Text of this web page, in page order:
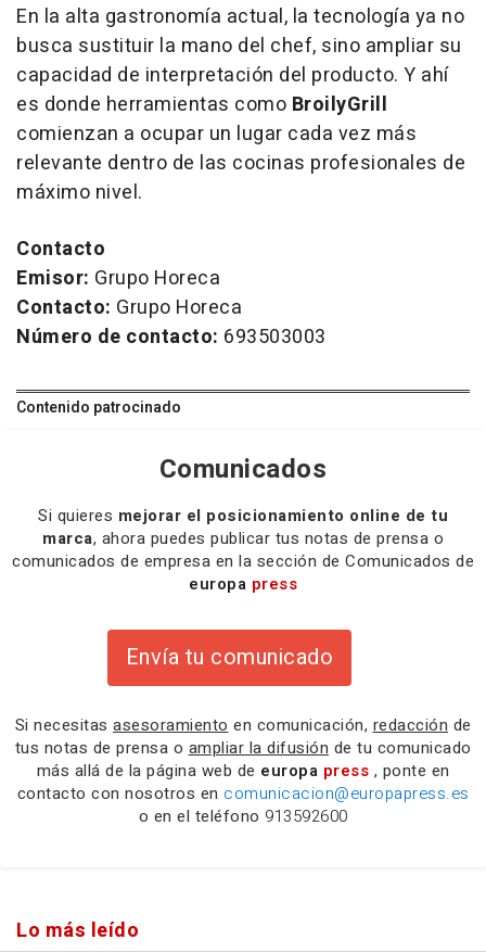
En la alta gastronomía actual, la tecnología ya no
busca sustituir la mano del chef, sino ampliar su
capacidad de interpretación del producto. Y ahí
es donde herramientas como BroilyGrill
comienzan a ocupar un lugar cada vez más
relevante dentro de las cocinas profesionales de
máximo nivel.
Contacto
Emisor: Grupo Horeca
Contacto: Grupo Horeca
Número de contacto: 693503003
Contenido patrocinado
Comunicados
Si quieres mejorar el posicionamiento online de tu
marca, ahora puedes publicar tus notas de prensa o
comunicados de empresa en la sección de Comunicados de
europa press
Envía tu comunicado
Si necesitas asesoramiento en comunicación, redacción de
tus notas de prensa o ampliar la difusión de tu comunicado
más allá de la página web de europa press , ponte en
contacto con nosotros en comunicacion@europapress.es
o en el teléfono 913592600
Lo más leído